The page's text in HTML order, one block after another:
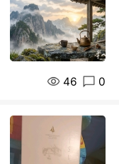
46 0